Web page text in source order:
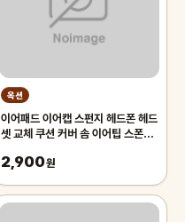
옥션
이어패드 이어캡 스펀지 헤드폰 헤드
셋 교체 쿠션 커버 솜 이어팁 스폰지
2,900원